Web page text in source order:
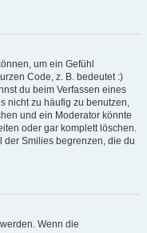
um ein Gefühl
Code, z. B. bedeutet :)
du beim Verfassen eines
nicht zu häufig zu benutzen,
und ein Moderator könnte
oder gar komplett löschen.
der Smilies begrenzen, die du
Wenn die